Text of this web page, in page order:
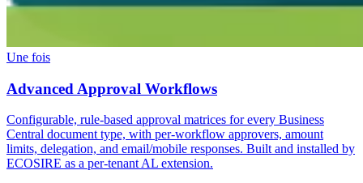
Une fois
Advanced Approval Workflows
Configurable, rule-based approval matrices for every Business
Central document type, with per-workflow approvers, amount
limits, delegation, and email/mobile responses. Built and installed by
ECOSIRE as a per-tenant AL extension.